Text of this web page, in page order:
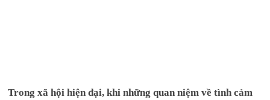
Trong xã hội hiện đại, khi những quan niệm về tình cảm